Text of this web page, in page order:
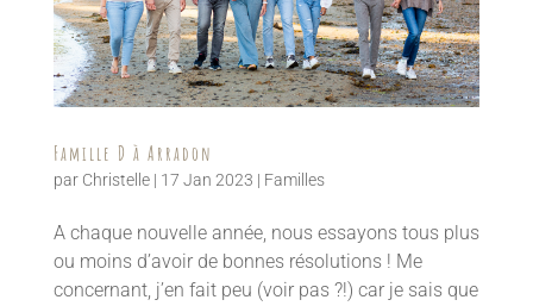
Famille D à Arradon
par Christelle| 17 Jan 2023 | Familles
A chaque nouvelle année, nous essayons tous plus
ou moins d’avoir de bonnes résolutions ! Me
concernant, j’en fait peu (voir pas ?!) car je sais que